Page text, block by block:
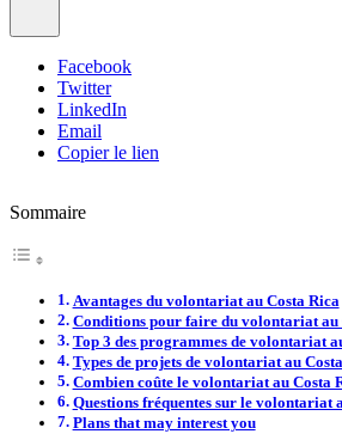
Facebook
Twitter
LinkedIn
Email
Copier le lien
Sommaire
Avantages du volontariat au Costa Rica
Conditions pour faire du volontariat au
Top 3 des programmes de volontariat
Types de projets de volontariat au
Combien coûte le volontariat au Costa
Questions fréquentes sur le volontariat
Plans that may interest you